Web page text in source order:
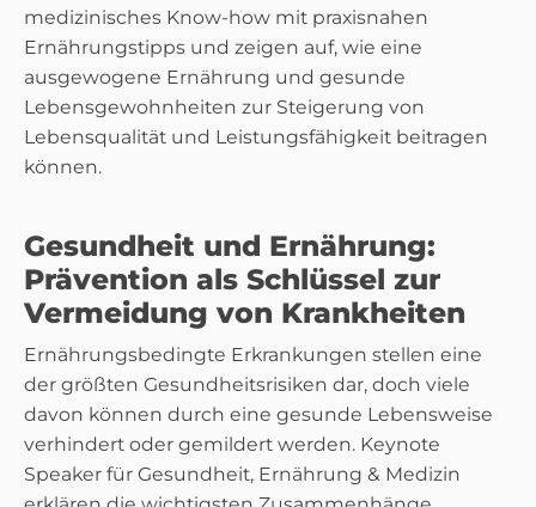
medizinisches Know-how mit praxisnahen
Ernährungstipps und zeigen auf, wie eine
ausgewogene Ernährung und gesunde
Lebensgewohnheiten zur Steigerung von
Lebensqualität und Leistungsfähigkeit beitragen
können.
Gesundheit und Ernährung:
Prävention als Schlüssel zur
Vermeidung von Krankheiten
Ernährungsbedingte Erkrankungen stellen eine
der größten Gesundheitsrisiken dar, doch viele
davon können durch eine gesunde Lebensweise
verhindert oder gemildert werden. Keynote
Speaker für Gesundheit, Ernährung & Medizin